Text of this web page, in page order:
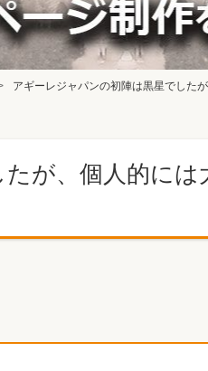
アギーレジャパンの初陣は黒星でした
が、個人的には